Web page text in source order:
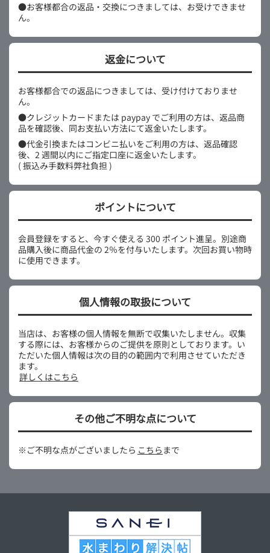
●お客様都合の返品・交換につきましては、お受けできませ
ん。
返金について
お客様都合での返品につきましては、受け付けておりませ
ん。
●クレジットカードまたは paypay でご利用の方は、返品商
品を確認後、同お支払い方法にて返金いたします。
●代金引換またはコンビニ払いをご利用の方は、返品確認
後、2 週間以内にご指定口座に返金いたします。
( 振込み手数料弊社負担 )
ポイントについて
会員登録をすると、今すぐ使える 300 ポイント進呈。別途商
品購入後に商品代金の 2％を付与いたします。次回お買い物時
に使用できます。
個人情報の取扱について
当店は、お客様の個人情報を無断で収集いたしません。収集
する際には、お客様からのご提供を原則としております。い
ただいた個人情報は次の目的の範囲内で利用させていただき
ます。
詳しくはこちら
その他ご不明な点について
※ご不明な点がございましたら こちら まで